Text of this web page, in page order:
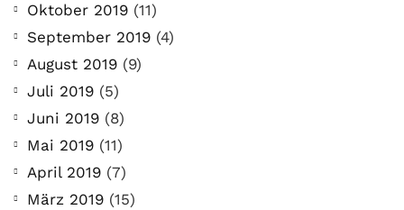
Oktober 2019 (11)
September 2019 (4)
August 2019 (9)
Juli 2019 (5)
Juni 2019 (8)
Mai 2019 (11)
April 2019 (7)
März 2019 (15)